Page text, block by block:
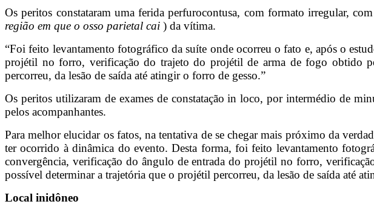
Os peritos constataram uma ferida perfurocontusa, com formato irregular,
região em que o osso parietal cai ) da vítima.
“Foi feito levantamento fotográfico da suíte onde ocorreu o fato e, após o
projétil no forro, verificação do trajeto do projétil de arma de fogo obtido
percorreu, da lesão de saída até atingir o forro de gesso.”
Os peritos utilizaram de exames de constatação in loco, por intermédio de
pelos acompanhantes.
Para melhor elucidar os fatos, na tentativa de se chegar mais próximo da
ter ocorrido à dinâmica do evento. Desta forma, foi feito levantamento
convergência, verificação do ângulo de entrada do projétil no forro,
possível determinar a trajetória que o projétil percorreu, da lesão de saída até
Local inidôneo